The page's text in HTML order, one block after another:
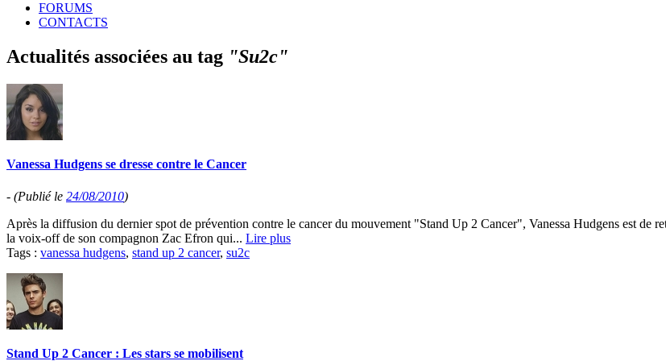
FORUMS
CONTACTS
Actualités associées au tag "Su2c"
Vanessa Hudgens se dresse contre le Cancer
- (Publié le 24/08/2010)
Après la diffusion du dernier spot de prévention contre le cancer du mouvement "Stand Up 2 Cancer", Vanessa Hudgens est de
la voix-off de son compagnon Zac Efron qui... Lire plus
Tags : vanessa hudgens, stand up 2 cancer, su2c
Stand Up 2 Cancer : Les stars se mobilisent